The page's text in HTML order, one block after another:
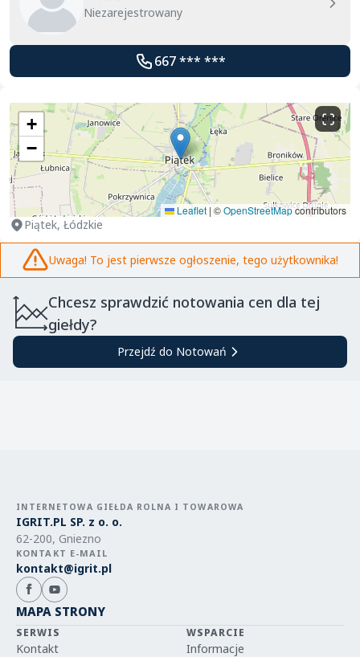
Niezarejestrowany
667 *** ***
+
−
Leaflet | ©OpenStreetMapcontributors
Piątek, Łódzkie
Uwaga! To jest pierwsze ogłoszenie, tego użytkownika!
Chcesz sprawdzić notowania cen dla tej
giełdy?
Przejdź do Notowań
INTERNETOWA GIEŁDA ROLNA I TOWAROWA
IGRIT.PL SP. z o. o.
62-200, Gniezno
KONTAKT E-MAIL
kontakt@igrit.pl
MAPA STRONY
SERWIS
Kontakt
WSPARCIE
Informacje